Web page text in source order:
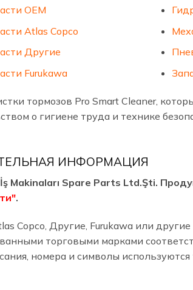
OEM
Atlas Copco
Другие
Furukawa
тормозов Pro Smart Cleaner,
о гигиене труда и технике
ИНФОРМАЦИЯ
Makinaları Spare Parts Ltd.Şti.
.
Copco, Другие, Furukawa или
торговыми марками
номера и символы